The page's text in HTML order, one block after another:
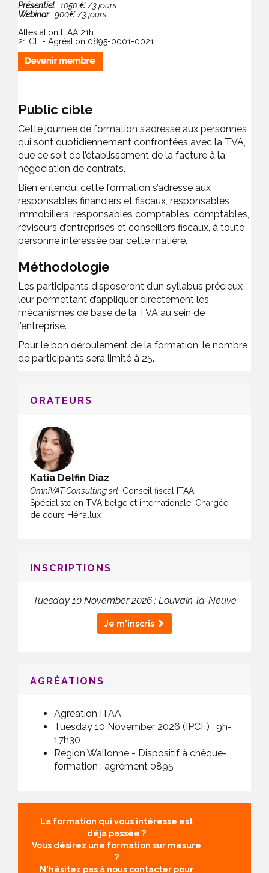
Présentiel : 1050 € /3 jours
Webinar: 900€ /3 jours
Attestation ITAA 21h
21 CF - Agréation 0895-0001-0021
Public cible
Cette journée de formation s’adresse aux personnes
qui sont quotidiennement confrontées avec la TVA,
que ce soit de l’établissement de la facture à la
négociation de contrats.
Bien entendu, cette formation s’adresse aux
responsables financiers et fiscaux, responsables
immobiliers, responsables comptables, comptables,
réviseurs d’entreprises et conseillers fiscaux, à toute
personne intéressée par cette matière.
Méthodologie
Les participants disposeront d’un syllabus précieux
leur permettant d’appliquer directement les
mécanismes de base de la TVA au sein de
l’entreprise.
Pour le bon déroulement de la formation, le nombre
de participants sera limité à 25.
ORATEURS
Katia Delfin Diaz
OmniVAT Consulting srl , Conseil fiscal ITAA,
Spécialiste en TVA belge et internationale, Chargée
de cours Hénallux
INSCRIPTIONS
Tuesday 10 November 2026 : Louvain-la-Neuve
Je m'inscris
AGRÉATIONS
Agréation ITAA
Tuesday 10 November 2026 (IPCF) : 9h-
17h30
Région Wallonne - Dispositif à chèque-
formation : agrément 0895
La formation qui vous intéresse est
déjà passée ?
Vous désirez une formation sur mesure
?
N'hésitez pas à nous contacter pour